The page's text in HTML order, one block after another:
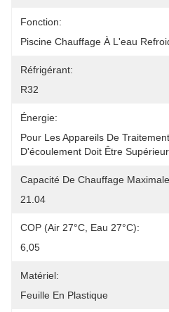
Fonction:
Piscine Chauffage À L'eau
Réfrigérant:
R32
Énergie:
Pour Les Appareils De
D'écoulement Doit Être
Capacité De Chauffage
21.04
COP (air 27°C, Eau 27°C):
6,05
Matériel:
Feuille En Plastique